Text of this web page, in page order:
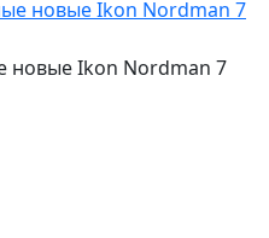
Ikon Nordman 7